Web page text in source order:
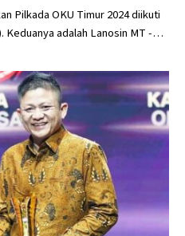
Pilkada OKU Timur 2024 diikuti
Keduanya adalah Lanosin MT -…